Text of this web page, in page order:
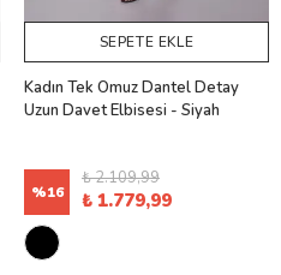
SEPETE EKLE
Kadın Tek Omuz Dantel Detay
Uzun Davet Elbisesi - Siyah
%16
₺ 2.109,99
₺ 1.779,99